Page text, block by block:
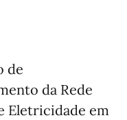
de
da Rede
Eletricidade em